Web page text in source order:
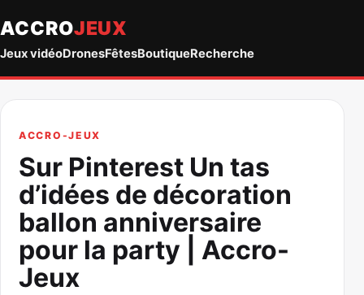
ACCROJEUX
Jeux vidéoDronesFêtesBoutiqueRecherche
ACCRO-JEUX
Sur Pinterest Un tas
d’idées de décoration
ballon anniversaire
pour la party | Accro-
Jeux